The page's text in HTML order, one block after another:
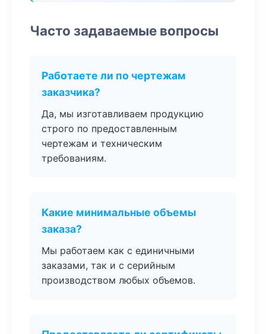
Часто задаваемые вопросы
Работаете ли по чертежам
заказчика?
Да, мы изготавливаем продукцию
строго по предоставленным
чертежам и техническим
требованиям.
Какие минимальные объемы
заказа?
Мы работаем как с единичными
заказами, так и с серийным
производством любых объемов.